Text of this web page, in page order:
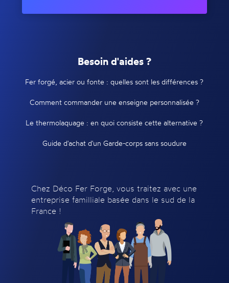
Besoin d'aides ?
Fer forgé, acier ou fonte : quelles sont les différences ?
Comment commander une enseigne personnalisée ?
Le thermolaquage : en quoi consiste cette alternative ?
Guide d'achat d'un Garde-corps sans soudure
Chez Déco Fer Forge, vous traitez avec une
entreprise familliale basée dans le sud de la
France !